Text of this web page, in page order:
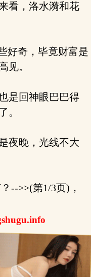
看，洛水漪和花
好奇，毕竟财富是
见。
是回神眼巴巴得
。
夜晚，光线不大
-->>(第1/3页)，